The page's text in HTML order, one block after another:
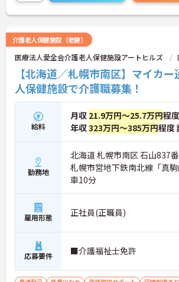
介護老人保健施設（老健）
医療法人愛全会介護老人保健施設アートヒルズ
【北海道／札幌市南区】マイカ
人保健施設で介護職募集！
給料
月収 21.9万円～25.7万円程
年収323万円～385万円程度
勤務地
北海道 札幌市南区 石山837
札幌市営地下鉄南北線「真駒
車10分
雇用形態 正社員(正職員)
応募要件 ■介護福祉士免許